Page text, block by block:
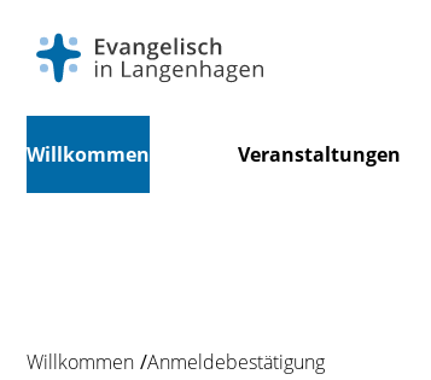
überspringen
Willkommen Veranstaltungen
Willkommen Anmeldebestätigung